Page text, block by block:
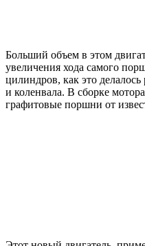
Больший объем в этом
увеличения хода самого
цилиндров, как это
и коленвала. В сборке
графитовые поршни от